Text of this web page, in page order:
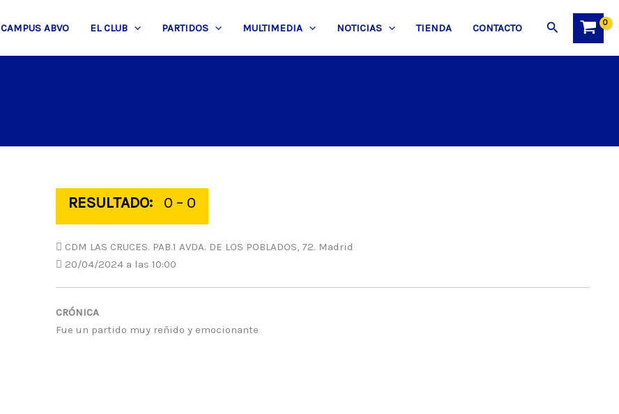
CAMPUS ABVO EL CLUB PARTIDOS MULTIMEDIA NOTICIAS TIENDA CONTACTO Buscar
RESULTADO: 0 – 0
CDM LAS CRUCES. PAB.1 AVDA. DE LOS POBLADOS, 72. Madrid
20/04/2024 a las 10:00
CRÓNICA
Fue un partido muy reñido y emocionante